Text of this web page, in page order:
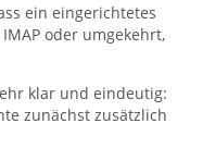
ein eingerichtetes
oder umgekehrt,
klar und eindeutig:
zunächst zusätzlich